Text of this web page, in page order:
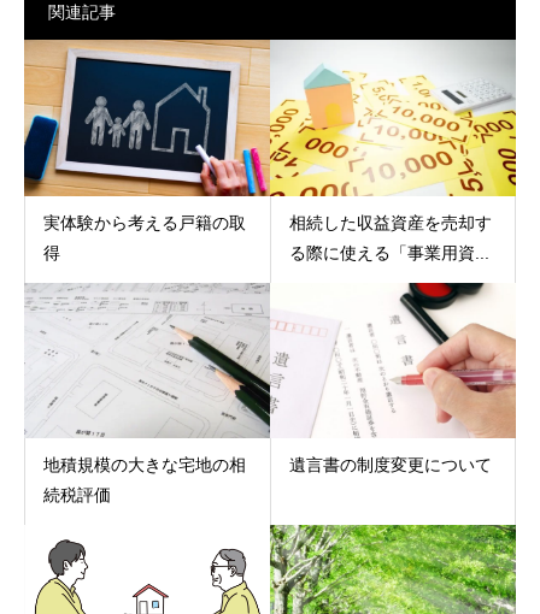
関連記事
実体験から考える戸籍の取
得
相続した収益資産を売却す
る際に使える「事業用資...
地積規模の大きな宅地の相
続税評価
遺言書の制度変更について